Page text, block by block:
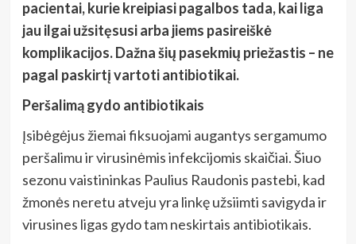
pacientai, kurie kreipiasi pagalbos tada, kai liga
jau ilgai užsitęsusi arba jiems pasireiškė
komplikacijos. Dažna šių pasekmių priežastis – ne
pagal paskirtį vartoti antibiotikai.
Peršalimą gydo antibiotikais
Įsibėgėjus žiemai fiksuojami augantys sergamumo
peršalimu ir virusinėmis infekcijomis skaičiai. Šiuo
sezonu vaistininkas Paulius Raudonis pastebi, kad
žmonės neretu atveju yra linkę užsiimti savigyda ir
virusines ligas gydo tam neskirtais antibiotikais.